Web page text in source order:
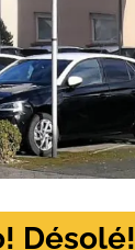
Désolé!